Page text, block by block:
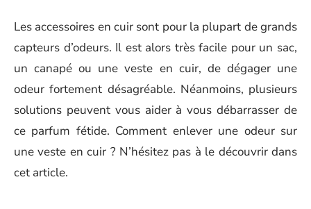
Les accessoires en cuir sont pour la plupart de grands
capteurs d’odeurs. Il est alors très facile pour un sac,
un canapé ou une veste en cuir, de dégager une
odeur fortement désagréable. Néanmoins, plusieurs
solutions peuvent vous aider à vous débarrasser de
ce parfum fétide. Comment enlever une odeur sur
une veste en cuir ? N’hésitez pas à le découvrir dans
cet article.